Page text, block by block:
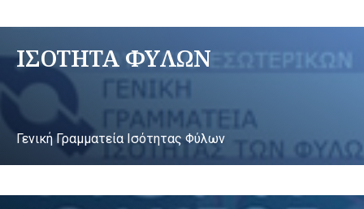
ΙΣΟΤΗΤΑ ΦΥΛΩΝ
Γενική Γραμματεία Ισότητας Φύλων